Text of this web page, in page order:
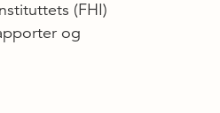
(FHI)
og